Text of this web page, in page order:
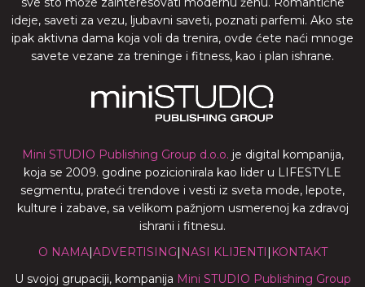
ideje, saveti za vezu, ljubavni saveti, poznati parfemi. Ako ste
ipak aktivna dama koja voli da trenira, ovde ćete naći mnoge
savete vezane za treninge i fitness, kao i plan ishrane.
Mini STUDIO Publishing Group d.o.o. je digital kompanija,
koja se 2009. godine pozicionirala kao lider u LIFESTYLE
segmentu, prateći trendove i vesti iz sveta mode, lepote,
kulture i zabave, sa velikom pažnjom usmerenoj ka zdravoj
ishrani i fitnesu.
O NAMA| ADVERTISING NASI KLIJENTI
KONTAKT
U svojoj grupaciji, kompanija Mini STUDIO Publishing Group